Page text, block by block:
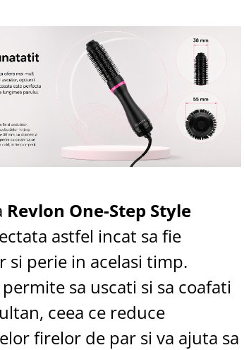
Revlon One-Step Style
astfel incat sa fie
si perie in acelasi timp.
sa uscati si sa coafati
ceea ce reduce
firelor de par si va ajuta sa